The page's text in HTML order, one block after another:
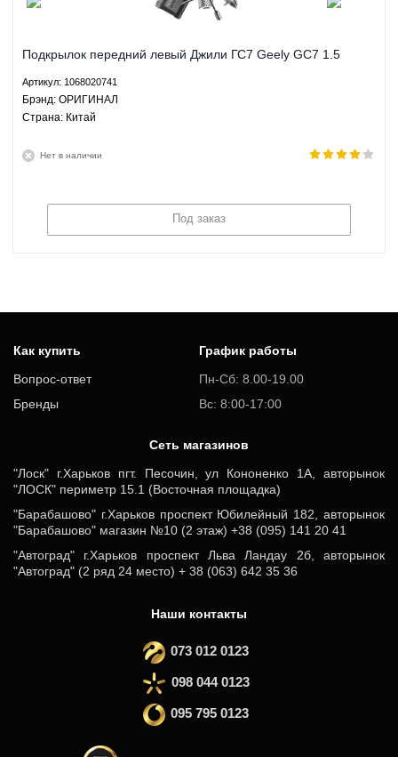
Подкрылок передний левый Джили ГС7 Geely GC7 1.5
Артикул: 1068020741
Брэнд: ОРИГИНАЛ
Страна: Китай
Нет в наличии
Под заказ
Как купить
Вопрос-ответ
Бренды
График работы
Пн-Сб: 8.00-19.00
Вс: 8:00-17:00
Cеть магазинов
"Лоск" г.Харьков пгт. Песочин, ул Кононенко 1А, авторынок
"ЛОСК" периметр 15.1 (Восточная площадка)
"Барабашово" г.Харьков проспект Юбилейный 182, авторынок
"Барабашово" магазин №10 (2 этаж) +38 (095) 141 20 41
"Автоград" г.Харьков проспект Льва Ландау 2б, авторынок
"Автоград" (2 ряд 24 место) + 38 (063) 642 35 36
Наши контакты
073 012 0123
098 044 0123
095 795 0123